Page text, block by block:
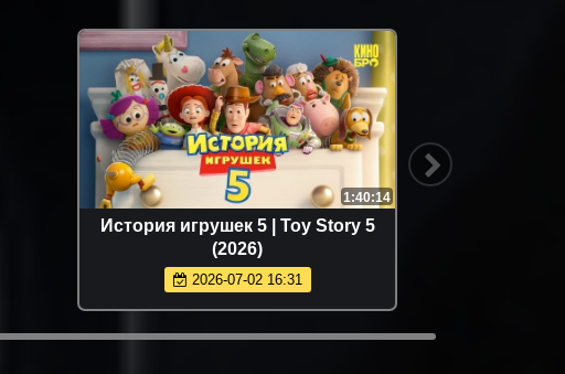
1:40:14
История игрушек 5 | Toy Story 5
(2026)
2026-07-02 16:31